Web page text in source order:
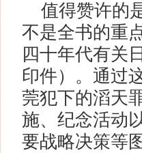
值得赞许的
不是全书的重
四十年代有关
印件）。通过
莞犯下的滔天
施、纪念活动
要战略决策等